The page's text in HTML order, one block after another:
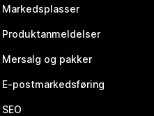
Markedsplasser
Produktanmeldelser
Mersalg og pakker
E-postmarkedsføring
SEO